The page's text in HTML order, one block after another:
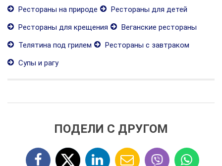
Рестораны на природе
Рестораны для детей
Рестораны для крещения
Веганские рестораны
Телятина под грилем
Рестораны с завтраком
Супы и рагу
ПОДЕЛИ С ДРУГОМ